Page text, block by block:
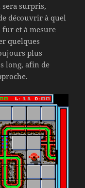
sera surpris,
découvrir à quel
et à mesure
quelques
plus
long, afin de